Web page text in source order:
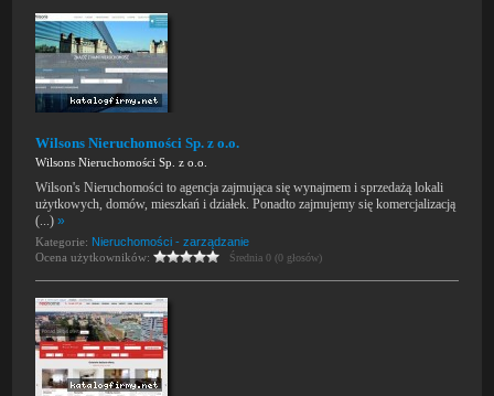
Wilsons Nieruchomości Sp. z o.o.
Wilsons Nieruchomości Sp. z o.o.
Wilson's Nieruchomości to agencja zajmująca się wynajmem i sprzedażą lokali
użytkowych, domów, mieszkań i działek. Ponadto zajmujemy się komercjalizacją
(...)»
Kategorie: Nieruchomości - zarządzanie
Ocena użytkowników:
Średnia 0 (0 głosów)